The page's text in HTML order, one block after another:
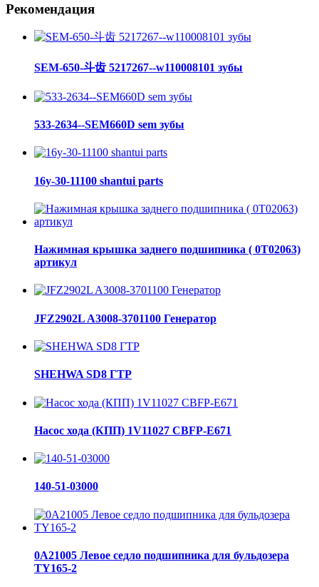
Рекомендация
SEM-650-斗齿 5217267--w110008101 зубы
533-2634--SEM660D sem зубы
16y-30-11100 shantui parts
Нажимная крышка заднего подшипника ( 0Т02063)
артикул
JFZ2902L A3008-3701100 Генератор
SHEHWA SD8 ГТР
Насос хода (КПП) 1V11027 CBFP-E671
140-51-03000
0A21005 Левое седло подшипника для бульдозера
TY165-2